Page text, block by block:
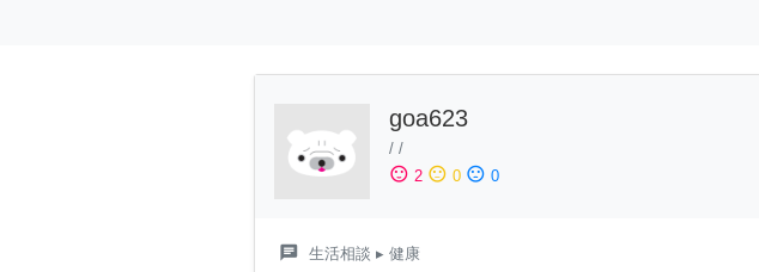
goa623
/ /
sentiment_satisfied 2 sentiment_neutral 0 sentiment_dissatisfied 0
chat 生活相談 ▸ 健康